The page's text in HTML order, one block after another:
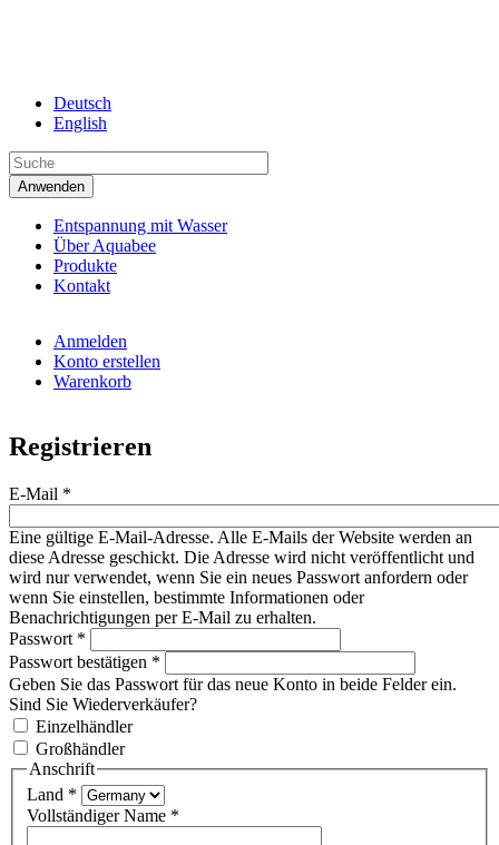
Deutsch
English
Entspannung mit Wasser
Über Aquabee
Produkte
Kontakt
Anmelden
Konto erstellen
Warenkorb
Registrieren
E-Mail *
Eine gültige E-Mail-Adresse. Alle E-Mails der Website werden an
diese Adresse geschickt. Die Adresse wird nicht veröffentlicht und
wird nur verwendet, wenn Sie ein neues Passwort anfordern oder
wenn Sie einstellen, bestimmte Informationen oder
Benachrichtigungen per E-Mail zu erhalten.
Passwort *
Passwort bestätigen *
Geben Sie das Passwort für das neue Konto in beide Felder ein.
Sind Sie Wiederverkäufer?
Einzelhändler
Großhändler
Anschrift
Land *
Vollständiger Name *